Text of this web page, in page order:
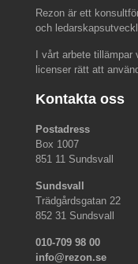
Rezon är ett
och
I vårt arbete
licenser rätt att
Kontakta oss
Postadress
Box 1007
851 11 Sundsvall
Sundsvall
Trädgårdsgatan 22
852 31 Sundsvall
010-709 98 00
info@rezon.se